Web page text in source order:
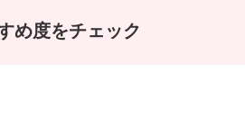
め度をチェック